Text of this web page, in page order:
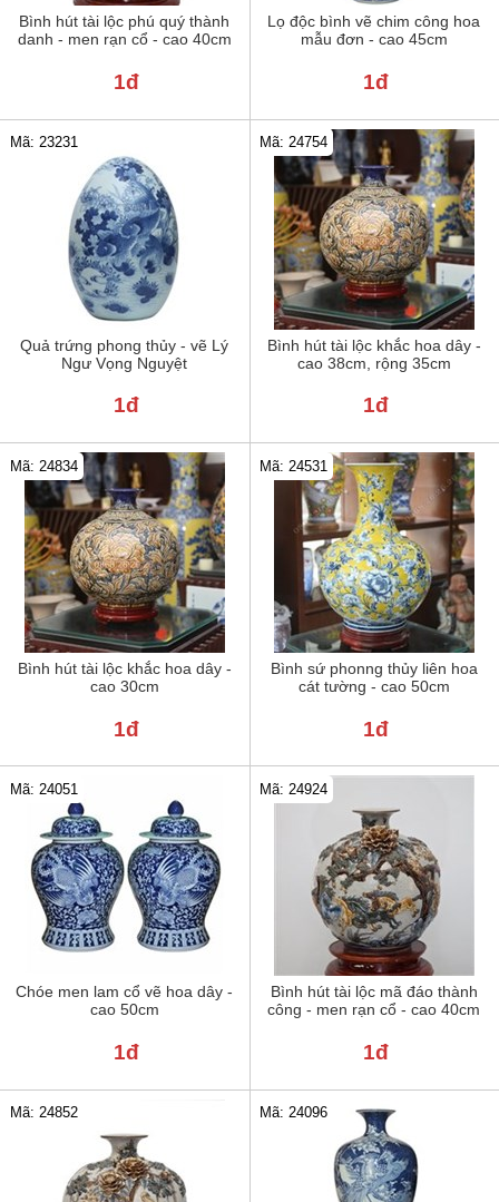
Bình hút tài lộc phú quý thành
danh - men rạn cổ - cao 40cm
1đ
Lọ độc bình vẽ chim công hoa
mẫu đơn - cao 45cm
1đ
Quả trứng phong thủy - vẽ Lý
Ngư Vọng Nguyệt
Mã: 23231
1đ
Bình hút tài lộc khắc hoa dây -
cao 38cm, rộng 35cm
Mã: 24754
1đ
Bình hút tài lộc khắc hoa dây -
cao 30cm
Mã: 24834
1đ
Bình sứ phonng thủy liên hoa
cát tường - cao 50cm
Mã: 24531
1đ
Chóe men lam cổ vẽ hoa dây -
cao 50cm
Mã: 24051
1đ
Bình hút tài lộc mã đáo thành
công - men rạn cổ - cao 40cm
Mã: 24924
1đ
Mã: 24852 Mã: 24096